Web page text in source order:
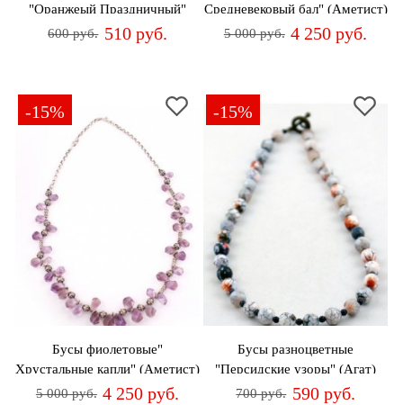
"Оранжеый Праздничный"
(Сердолик)
600 руб. 510 руб.
Средневековый бал" (Аметист)
5 000 руб. 4 250 руб.
-15%
Бусы фиолетовые"
Хрустальные капли" (Аметист)
5 000 руб. 4 250 руб.
-15%
Бусы разноцветные
"Персидские узоры" (Агат)
700 руб. 590 руб.